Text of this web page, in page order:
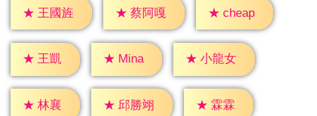
★ 王國旌 ★ 蔡阿嘎 ★ cheap
★ 王凱 ★ Mina ★ 小龍女
★ 林襄 ★ 邱勝翊 ★ 霖霖